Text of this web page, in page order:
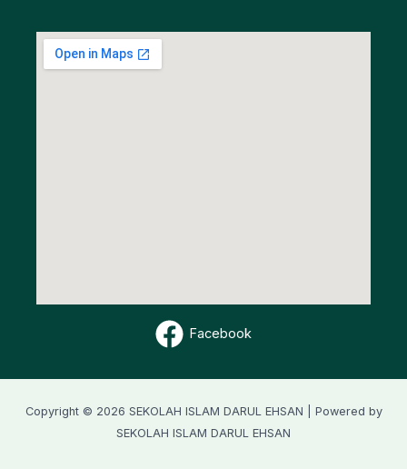
Facebook
Copyright © 2026 SEKOLAH ISLAM DARUL EHSAN | Powered by
SEKOLAH ISLAM DARUL EHSAN